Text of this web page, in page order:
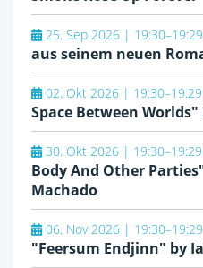
25. Sep 2026 |
aus seinem neuen
02. Okt 2026 |
Space Between
30. Okt 2026 |
Body And Other
Machado
06. Nov 2026 |
"Feersum Endjinn" by